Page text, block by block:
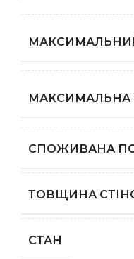
МАКСИМАЛЬНА
СПОЖИВАНА
ТОВЩИНА
СТАН